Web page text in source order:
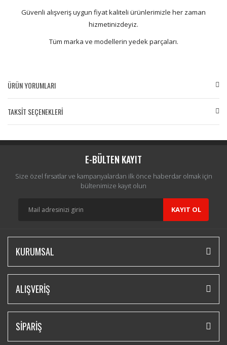
Güvenli alışveriş uygun fiyat kaliteli ürünlerimizle her zaman
hizmetinizdeyiz.
Tüm marka ve modellerin yedek parçaları.
ÜRÜN YORUMLARI
Yorum Yaz
TAKSİT SEÇENEKLERİ
E-BÜLTEN KAYIT
Size özel fırsatlar ve kampanyalardan ilk önce haberdar olmak için
bültenimize kayıt olun
KAYIT OL
KURUMSAL
ALIŞVERİŞ
SİPARİŞ